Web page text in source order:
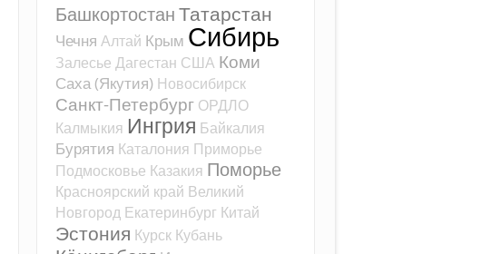
БашкортостанТатарстан
Чечня Алтай Крым Сибирь
Залесье Дагестан США Коми
Саха (Якутия) Новосибирск
Санкт-Петербург ОРДЛО
Калмыкия Ингрия Байкалия
Бурятия Каталония Приморье
Подмосковье Казакия Поморье
Красноярский край Великий
Новгород Екатеринбург Китай
Эстония Курск Кубань